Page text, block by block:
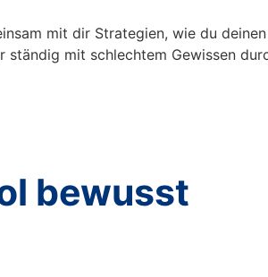
mit dir Strategien, wie du deinen
ständig mit schlechtem Gewissen
bewusst